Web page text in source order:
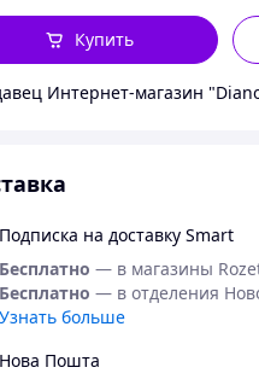
Купить
Интернет-магазин
Подписка на доставку Smart
Бесплатно — в магазины
Бесплатно — в отделения
Узнать больше
Нова Пошта